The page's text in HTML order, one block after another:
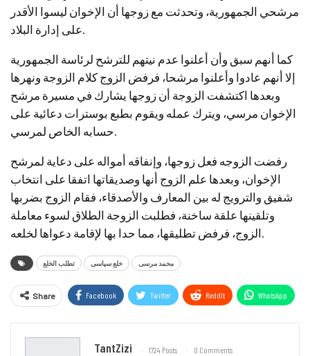
مرشحي الجمهورية، وتحدثت مع زوجها أن الإخوان ليسوا الأقدر
على إدارة البلاد.
كما أنهم سبق وأن أعلنوا عدم نيتهم للترشح لرئاسة الجمهورية
إلا أنهم عادوا وأعلنوا مرشحا، فرفض الزوج كلام الزوجة ونهرها
وبعدها اكتشفت الزوجة أن زوجها يشارك في مسيرة مرشح
الإخوان مرسي، ويترك عمله ويقوم بطبع بوسترات دعائية على
حسابه الخاص لمرسي.
رفضت الزوجه فعل زوجها، وإنفاقه أمواله على دعاية لمرشح
الإخوان، وبعدها علم الزوج أنها وصديقاتها اتفقا على انتخاب
شفيق والترويج له بين المعارف والأصدقاء، فقام الزوج بضربها
وتلقينها علقة ساخنة، فطلبت الزوجة الطلاق لسوء معاملة
الزوج، فرفض تطليقها، مما حدا بها لإقامة دعواها لخلعه.
تطلب الخلع خلع سياسى محمد مرسى
Share Facebook Twitter ReddIt WhatsApp
TantZizi 1724 Posts 0 Comments